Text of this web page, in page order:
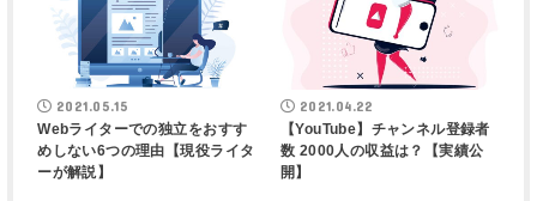
2021.05.15
Webライターでの独立をおすす
めしない6つの理由【現役ライタ
ーが解説】
2021.04.22
【YouTube】チャンネル登録者
数 2000人の収益は？【実績公
開】